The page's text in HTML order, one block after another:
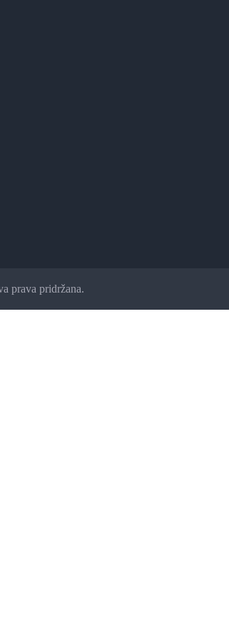
prava pridržana.